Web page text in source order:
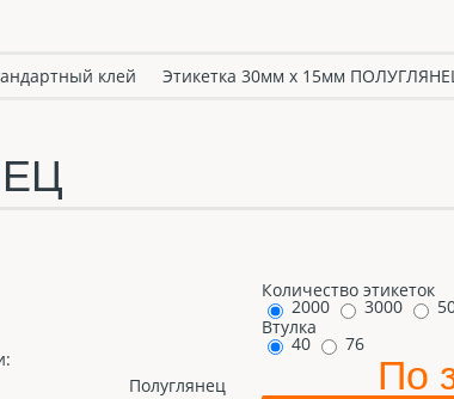
клей Этикетка 30мм х 15мм
Полуглянец
Количество этикеток
2000 3000
Втулка
40 76
По